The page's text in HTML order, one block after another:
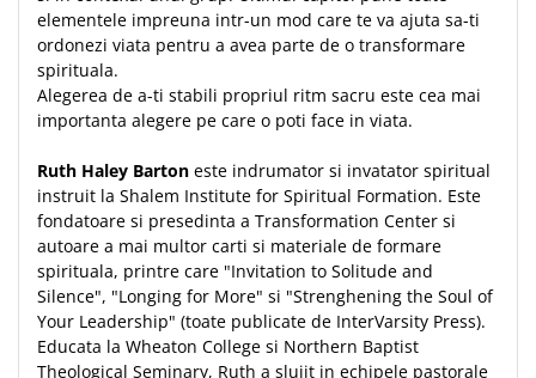
Despre afaceri
Dezvoltare personala
Leadership
Mediu
Sanatate / nutritie
elementele impreuna intr-un mod care te va ajuta sa-ti
ordonezi viata pentru a avea parte de o transformare
spirituala.
Alegerea de a-ti stabili propriul ritm sacru este cea mai
importanta alegere pe care o poti face in viata.
Ruth Haley Barton este indrumator si invatator spiritual
instruit la Shalem Institute for Spiritual Formation. Este
fondatoare si presedinta a Transformation Center si
autoare a mai multor carti si materiale de formare
spirituala, printre care "Invitation to Solitude and
Silence", "Longing for More" si "Strenghening the Soul of
Your Leadership" (toate publicate de InterVarsity Press).
Educata la Wheaton College si Northern Baptist
Theological Seminary, Ruth a slujit in echipele pastorale